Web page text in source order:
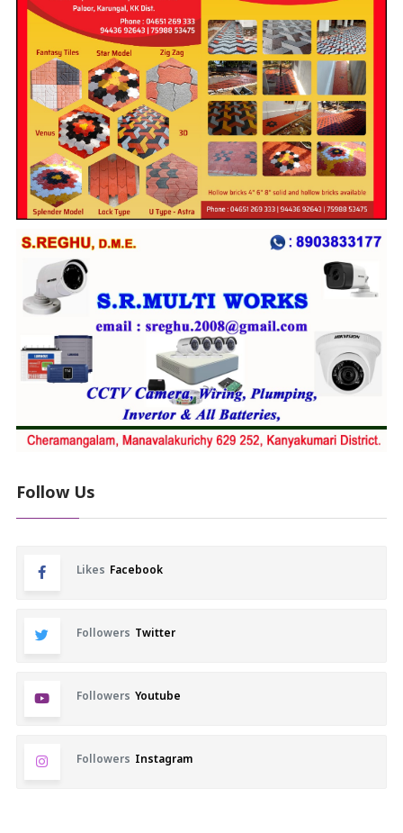
Follow Us
Likes Facebook
Followers Twitter
Followers Youtube
Followers Instagram